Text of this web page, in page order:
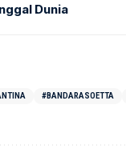
Dunia
#BANDARASOETTA